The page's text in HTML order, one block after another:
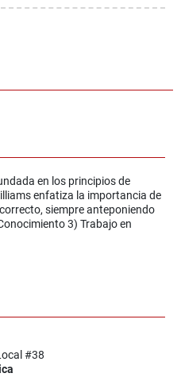
en los principios de
enfatiza la importancia de
siempre anteponiendo
3) Trabajo en
#38